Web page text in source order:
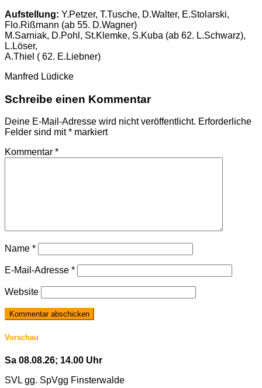
Aufstellung: Y.Petzer, T.Tusche, D.Walter, E.Stolarski,
Flo.Rißmann (ab 55. D.Wagner)
M.Sarniak, D.Pohl, St.Klemke, S.Kuba (ab 62. L.Schwarz),
L.Löser,
A.Thiel ( 62. E.Liebner)
Manfred Lüdicke
Schreibe einen Kommentar
Deine E-Mail-Adresse wird nicht veröffentlicht. Erforderliche
Felder sind mit* markiert
Kommentar *
Name *
E-Mail-Adresse *
Website
Vorschau
Sa 08.08.26; 14.00 Uhr
SVL gg. SpVgg Finsterwalde